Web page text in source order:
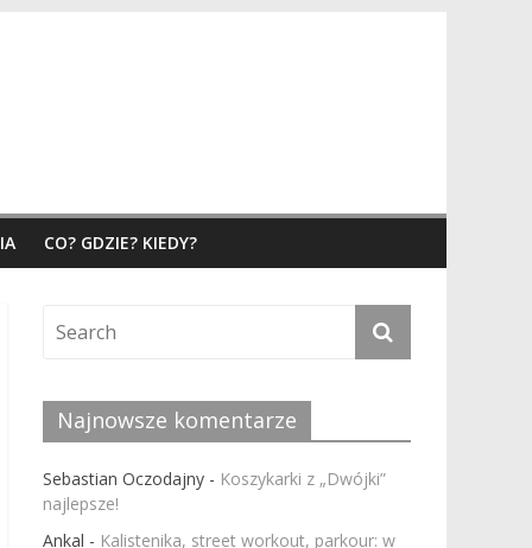
CO? GDZIE? KIEDY?
Najnowsze komentarze
Sebastian Oczodajny - Koszykarki z „Dwójki”
najlepsze!
Ankal - Kalistenika, street workout, parkour: w